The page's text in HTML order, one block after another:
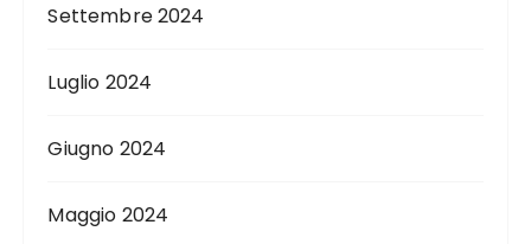
Settembre 2024
Luglio 2024
Giugno 2024
Maggio 2024